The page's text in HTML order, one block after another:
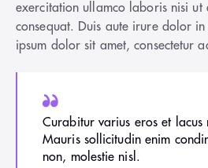
exercitation ullamco laboris nisi
consequat. Duis aute irure dolor
ipsum dolor sit amet, consectetur
Curabitur varius eros et lacus
Mauris sollicitudin enim
non, molestie nisl.